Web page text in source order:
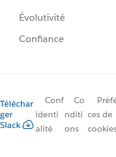
Évolutivité
Confiance
Téléchar
ger
Slack
Conf
identi
alité
Co
nditi
ons
ces de